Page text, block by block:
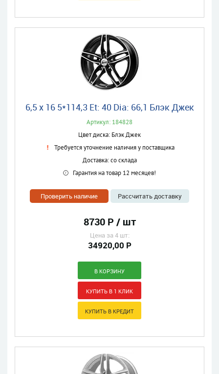
6,5 x 16 5*114,3 Et: 40 Dia: 66,1 Блэк Джек
Артикул: 184828
Цвет диска: Блэк Джек
Требуется уточнение наличия у поставщика
Доставка: со склада
Гарантия на товар 12 месяцев!
Проверить наличие Рассчитать доставку
8730 Р / шт
Цена за 4 шт:
34920,00 Р